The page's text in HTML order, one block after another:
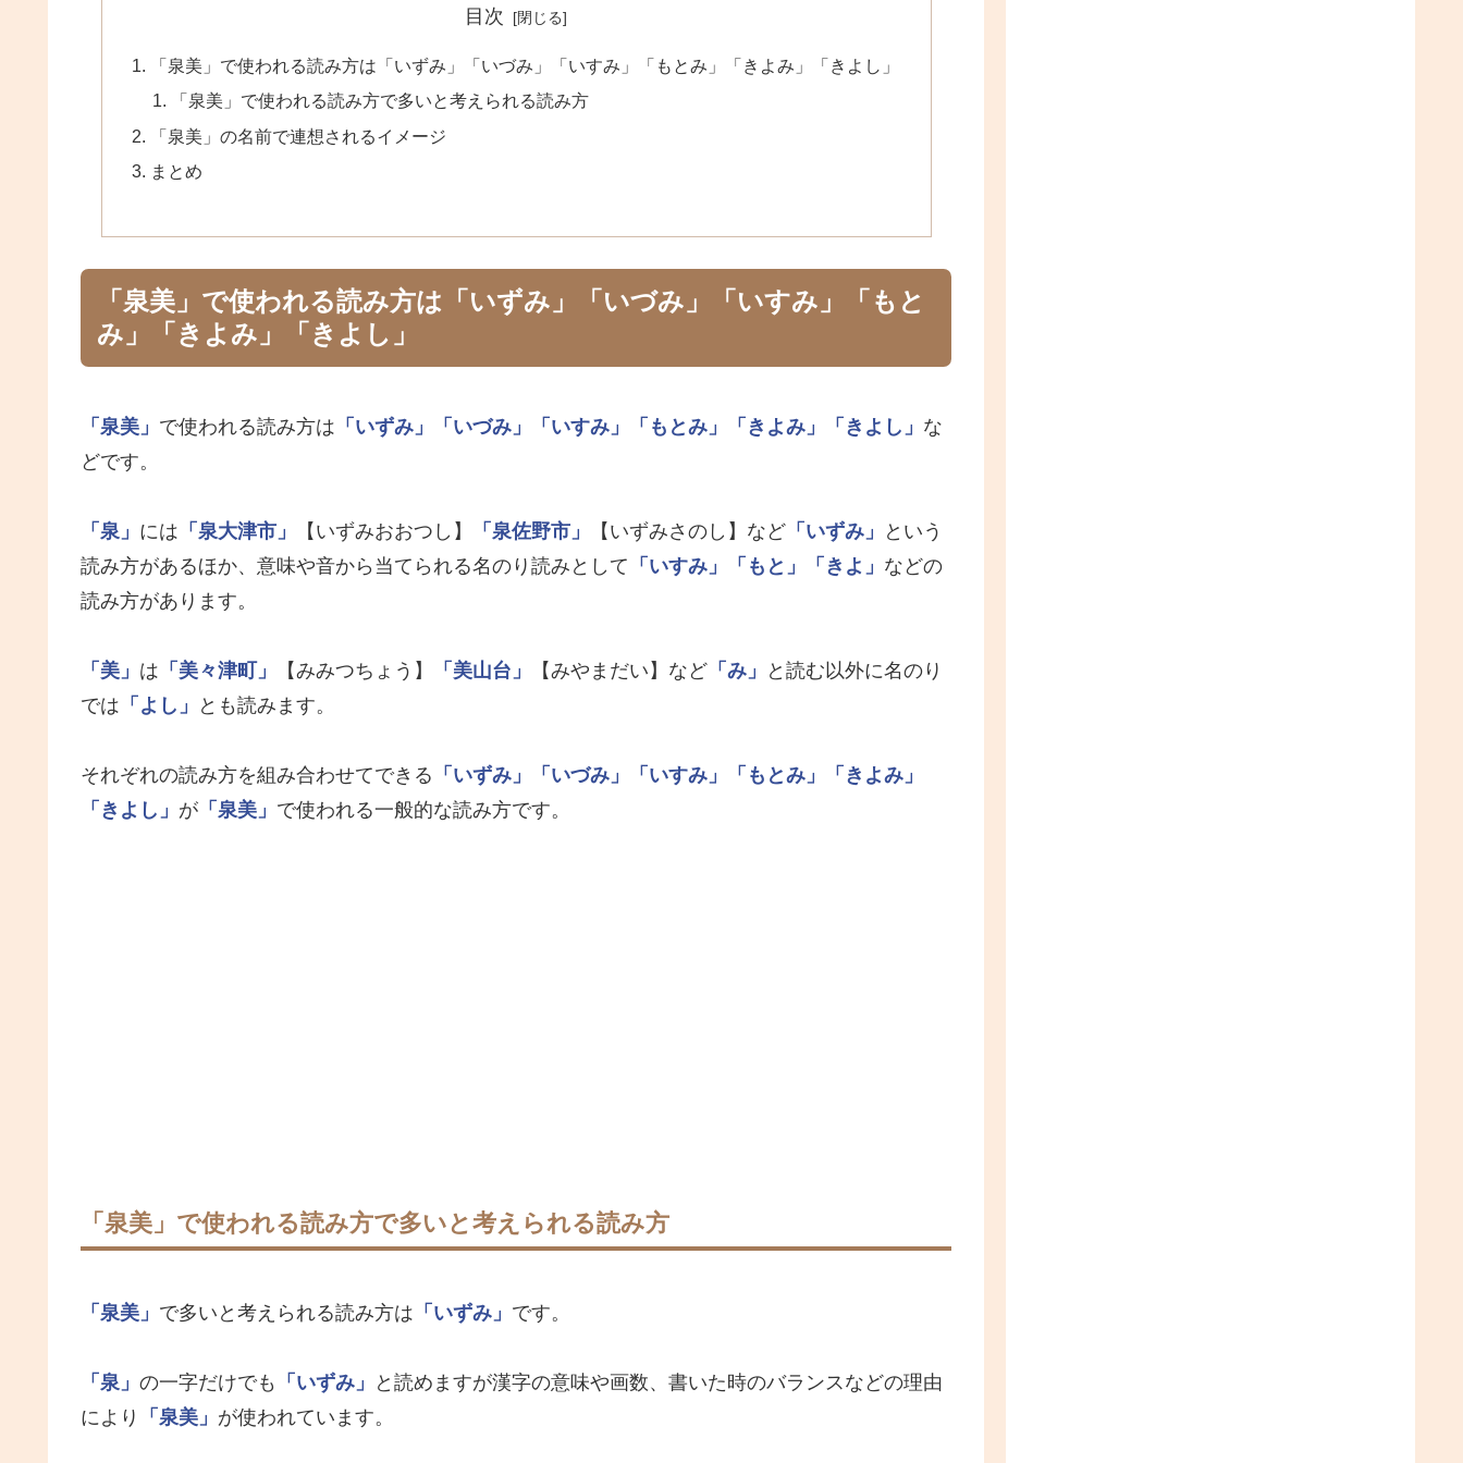
目次
「泉美」で使われる読み方は「いずみ」「いづみ」「いすみ」「もとみ」「きよみ」「きよし」
「泉美」で使われる読み方で多いと考えられる読み方
「泉美」の名前で連想されるイメージ
まとめ
「泉美」で使われる読み方は「いずみ」「いづみ」「いすみ」「もと
み」「きよみ」「きよし」
「泉美」 で使われる読み方は 「いずみ」 「いづみ」 「いすみ」 「もとみ」 「きよみ」 「きよし」 な
どです。
「泉」 には 「泉大津市」 【いずみおおつし】 「泉佐野市」 【いずみさのし】など 「いずみ」
という
読み方があるほか、意味や音から当てられる名のり読みとして 「いすみ」 「もと」 「きよ」 などの
読み方があります。
「美」 は 「美々津町」 【みみつちょう】 「美山台」 【みやまだい】など 「み」
と読む以外に名のり
では 「よし」 とも読みます。
それぞれの読み方を組み合わせてできる 「いずみ」 「いづみ」 「いすみ」 「もとみ」
「きよみ」
「きよし」 が 「泉美」 で使われる一般的な読み方です。
「泉美」で使われる読み方で多いと考えられる読み方
「泉美」 で多いと考えられる読み方は 「いずみ」 です。
「泉」 の一字だけでも 「いずみ」
と読めますが漢字の意味や画数、書いた時のバランスなどの理由
により
「泉美」 が使われています。